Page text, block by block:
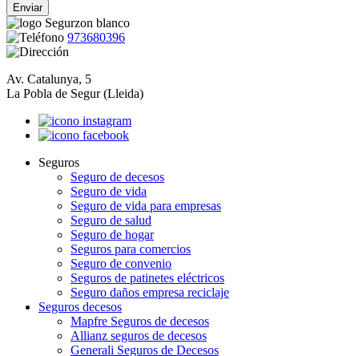
973680396
Av. Catalunya, 5
La Pobla de Segur (Lleida)
Seguros
Seguro de decesos
Seguro de vida
Seguro de vida para empresas
Seguro de salud
Seguro de hogar
Seguros para comercios
Seguro de convenio
Seguros de patinetes eléctricos
Seguro daños empresa reciclaje
Seguros decesos
Mapfre Seguros de decesos
Allianz seguros de decesos
Generali Seguros de Decesos